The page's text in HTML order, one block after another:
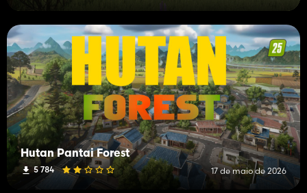
Hutan Pantai Forest
5 784 17 de maio de 2026